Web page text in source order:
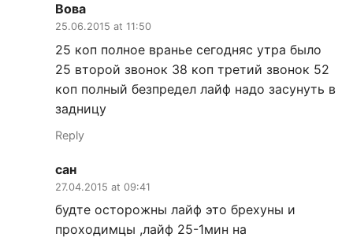
Вова
25.06.2015 at 11:50
25 коп полное вранье сегодняс утра было
25 второй звонок 38 коп третий звонок 52
коп полный безпредел лайф надо засунуть в
задницу
Reply
сан
27.04.2015 at 09:41
будте осторожны лайф это брехуны и
проходимцы ,лайф 25-1мин на